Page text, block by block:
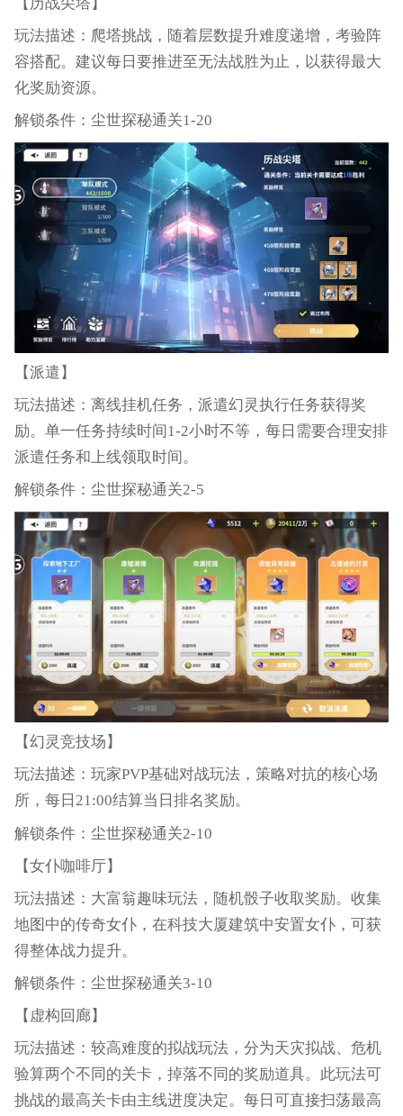
玩法描述：爬塔挑战，随着层数提升难度递增，考验阵
容搭配。建议每日要推进至无法战胜为止，以获得最大
化奖励资源。
解锁条件：尘世探秘通关1-20
【派遣】
玩法描述：离线挂机任务，派遣幻灵执行任务获得奖
励。单一任务持续时间1-2小时不等，每日需要合理安排
派遣任务和上线领取时间。
解锁条件：尘世探秘通关2-5
【幻灵竞技场】
玩法描述：玩家PVP基础对战玩法，策略对抗的核心场
所，每日21:00结算当日排名奖励。
解锁条件：尘世探秘通关2-10
【女仆咖啡厅】
玩法描述：大富翁趣味玩法，随机骰子收取奖励。收集
地图中的传奇女仆，在科技大厦建筑中安置女仆，可获
得整体战力提升。
解锁条件：尘世探秘通关3-10
【虚构回廊】
玩法描述：较高难度的拟战玩法，分为天灾拟战、危机
验算两个不同的关卡，掉落不同的奖励道具。此玩法可
挑战的最高关卡由主线进度决定。每日可直接扫荡最高